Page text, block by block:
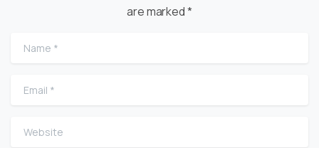
are marked *
Name
Email
Website